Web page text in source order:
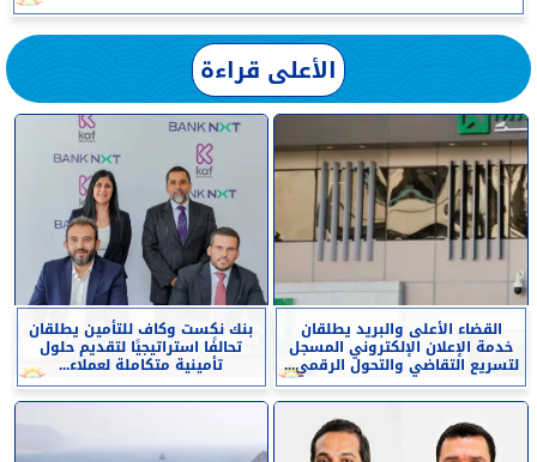
الأعلى قراءة
القضاء الأعلى والبريد يطلقان
خدمة الإعلان الإلكتروني المسجل
لتسريع التقاضي والتحول الرقمي...
بنك نكست وكاف للتأمين يطلقان
تحالفًا استراتيجيًا لتقديم حلول
تأمينية متكاملة لعملاء...